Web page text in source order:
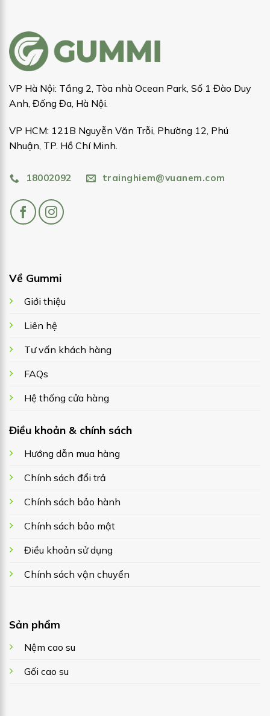
VP Hà Nội: Tầng 2, Tòa nhà Ocean Park, Số 1 Đào Duy
Anh, Đống Đa, Hà Nội.
VP HCM: 121B Nguyễn Văn Trỗi, Phường 12, Phú
Nhuận, TP. Hồ Chí Minh.
18002092 trainghiem@vuanem.com
Về Gummi
Giới thiệu
Liên hệ
Tư vấn khách hàng
FAQs
Hệ thống cửa hàng
Điều khoản & chính sách
Hướng dẫn mua hàng
Chính sách đổi trả
Chính sách bảo hành
Chính sách bảo mật
Điều khoản sử dụng
Chính sách vận chuyển
Sản phẩm
Nệm cao su
Gối cao su